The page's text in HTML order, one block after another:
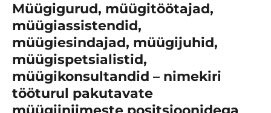
Müügigurud, müügitöötajad,
müügiassistendid,
müügiesindajad, müügijuhid,
müügispetsialistid,
müügikonsultandid – nimekiri
tööturul pakutavate